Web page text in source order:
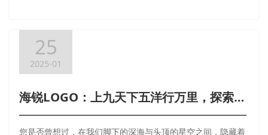
25
2025-01
海锐LOGO：上九天下五洋行万里，探索边界，无限可能
您是否曾想过，在我们脚下的深海与头顶的星空之间，隐藏着